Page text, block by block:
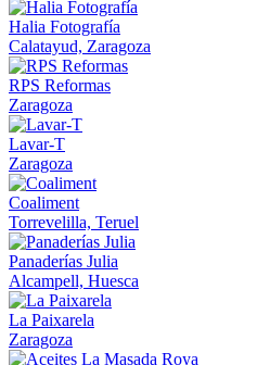
Halia Fotografía
Calatayud, Zaragoza
RPS Reformas
Zaragoza
Lavar-T
Zaragoza
Coaliment
Torrevelilla, Teruel
Panaderías Julia
Alcampell, Huesca
La Paixarela
Zaragoza